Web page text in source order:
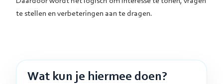
te stellen en verbeteringen aan te dragen.
Wat kun je hiermee doen?